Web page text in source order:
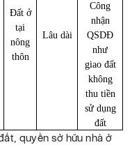
Đất ở
tại
nông
thôn
Lâu dài
Công
nhận
QSDĐ
như
giao đất
không
thu tiền
sử dụng
đất
quyền sở hữu nhà ở